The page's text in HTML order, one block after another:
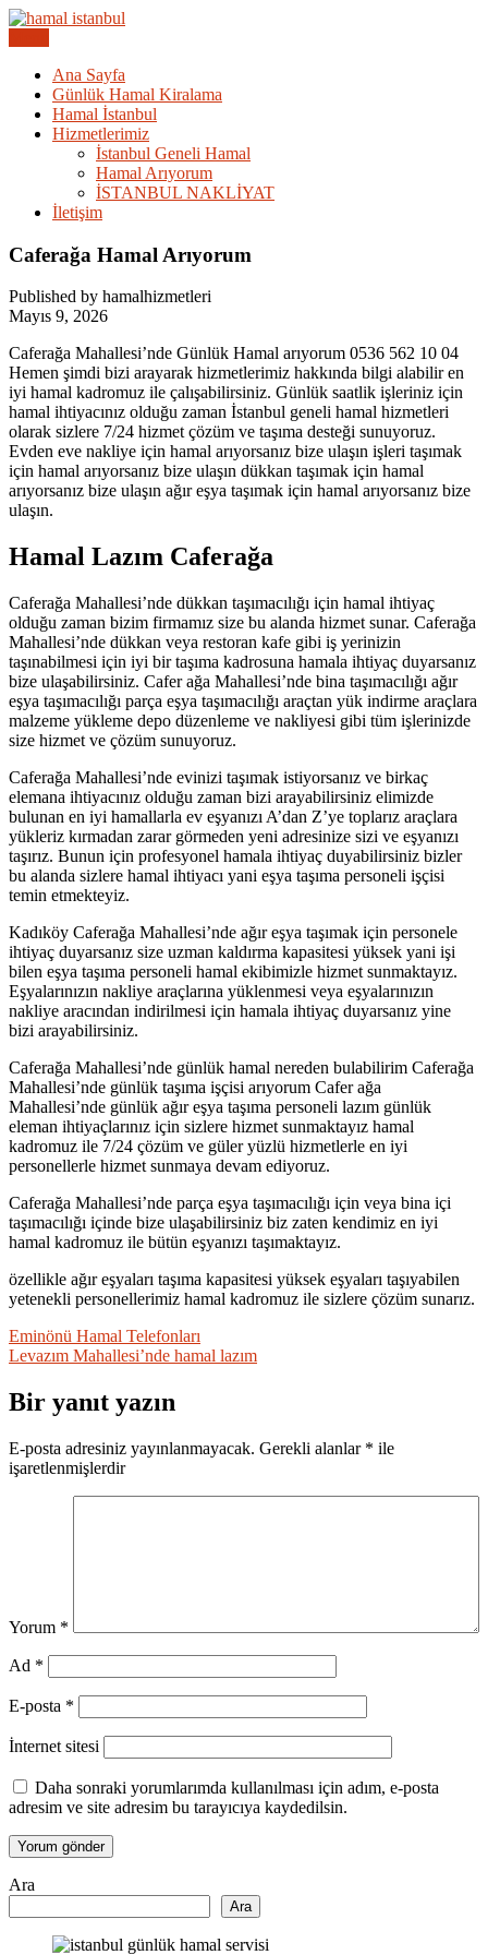
Skip
İstanbul Günlük Hamal |
Hamal Arıyorum Hamal Lazım
Ana Sayfa
Günlük Hamal Kiralama
Hamal İstanbul
Hizmetlerimiz
İstanbul Geneli Hamal
Hamal Arıyorum
İSTANBUL NAKLİYAT
İletişim
Caferağa Hamal Arıyorum
Published by hamalhizmetleri
Mayıs 9, 2026
Caferağa Mahallesi’nde Günlük Hamal arıyorum 0536 562 10 04
Hemen şimdi bizi arayarak hizmetlerimiz hakkında bilgi alabilir en
iyi hamal kadromuz ile çalışabilirsiniz. Günlük saatlik işleriniz için
hamal ihtiyacınız olduğu zaman İstanbul geneli hamal hizmetleri
olarak sizlere 7/24 hizmet çözüm ve taşıma desteği sunuyoruz.
Evden eve nakliye için hamal arıyorsanız bize ulaşın işleri taşımak
için hamal arıyorsanız bize ulaşın dükkan taşımak için hamal
arıyorsanız bize ulaşın ağır eşya taşımak için hamal arıyorsanız bize
ulaşın.
Hamal Lazım Caferağa
Caferağa Mahallesi’nde dükkan taşımacılığı için hamal ihtiyaç
olduğu zaman bizim firmamız size bu alanda hizmet sunar. Caferağa
Mahallesi’nde dükkan veya restoran kafe gibi iş yerinizin
taşınabilmesi için iyi bir taşıma kadrosuna hamala ihtiyaç duyarsanız
bize ulaşabilirsiniz. Cafer ağa Mahallesi’nde bina taşımacılığı ağır
eşya taşımacılığı parça eşya taşımacılığı araçtan yük indirme araçlara
malzeme yükleme depo düzenleme ve nakliyesi gibi tüm işlerinizde
size hizmet ve çözüm sunuyoruz.
Caferağa Mahallesi’nde evinizi taşımak istiyorsanız ve birkaç
elemana ihtiyacınız olduğu zaman bizi arayabilirsiniz elimizde
bulunan en iyi hamallarla ev eşyanızı A’dan Z’ye toplarız araçlara
yükleriz kırmadan zarar görmeden yeni adresinize sizi ve eşyanızı
taşırız. Bunun için profesyonel hamala ihtiyaç duyabilirsiniz bizler
bu alanda sizlere hamal ihtiyacı yani eşya taşıma personeli işçisi
temin etmekteyiz.
Kadıköy Caferağa Mahallesi’nde ağır eşya taşımak için personele
ihtiyaç duyarsanız size uzman kaldırma kapasitesi yüksek yani işi
bilen eşya taşıma personeli hamal ekibimizle hizmet sunmaktayız.
Eşyalarınızın nakliye araçlarına yüklenmesi veya eşyalarınızın
nakliye aracından indirilmesi için hamala ihtiyaç duyarsanız yine
bizi arayabilirsiniz.
Caferağa Mahallesi’nde günlük hamal nereden bulabilirim Caferağa
Mahallesi’nde günlük taşıma işçisi arıyorum Cafer ağa
Mahallesi’nde günlük ağır eşya taşıma personeli lazım günlük
eleman ihtiyaçlarınız için sizlere hizmet sunmaktayız hamal
kadromuz ile 7/24 çözüm ve güler yüzlü hizmetlerle en iyi
personellerle hizmet sunmaya devam ediyoruz.
Caferağa Mahallesi’nde parça eşya taşımacılığı için veya bina içi
taşımacılığı içinde bize ulaşabilirsiniz biz zaten kendimiz en iyi
hamal kadromuz ile bütün eşyanızı taşımaktayız.
özellikle ağır eşyaları taşıma kapasitesi yüksek eşyaları taşıyabilen
yetenekli personellerimiz hamal kadromuz ile sizlere çözüm sunarız.
Yazı
gezinmesi
Eminönü Hamal Telefonları
Levazım Mahallesi’nde hamal lazım
Bir yanıt yazın
E-posta adresiniz yayınlanmayacak. Gerekli alanlar * ile
işaretlenmişlerdir
Yorum *
Ad *
E-posta *
İnternet sitesi
Daha sonraki yorumlarımda kullanılması için adım, e-posta
adresim ve site adresim bu tarayıcıya kaydedilsin.
Ara
Ara